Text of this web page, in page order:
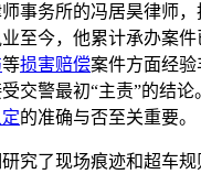
事务所的冯居昊律师
至今，他累计承办案件
等损害赔偿案件方面经验
交警最初“主责”的结
的准确与否至关重要。
究了现场痕迹和超车规